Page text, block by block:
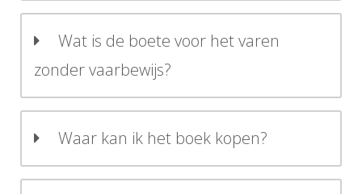
Wat is de boete voor het varen
zonder vaarbewijs?
Waar kan ik het boek kopen?